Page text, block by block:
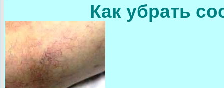
Как убрать